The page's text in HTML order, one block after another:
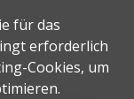
für das
erforderlich
Cookies, um